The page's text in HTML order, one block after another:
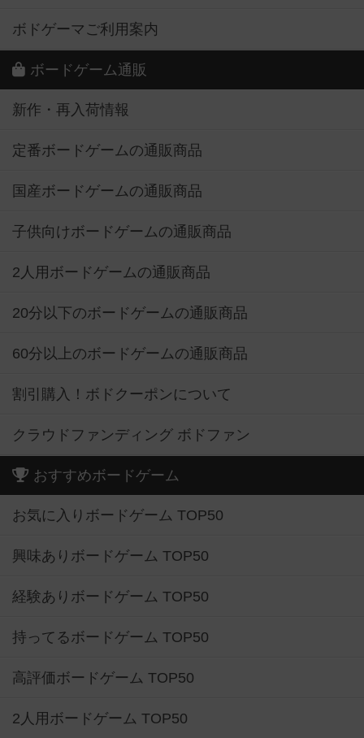
ボドゲーマご利用案内
ボードゲーム通販
新作・再入荷情報
定番ボードゲームの通販商品
国産ボードゲームの通販商品
子供向けボードゲームの通販商品
2人用ボードゲームの通販商品
20分以下のボードゲームの通販商品
60分以上のボードゲームの通販商品
割引購入！ボドクーポンについて
クラウドファンディング ボドファン
おすすめボードゲーム
お気に入りボードゲーム TOP50
興味ありボードゲーム TOP50
経験ありボードゲーム TOP50
持ってるボードゲーム TOP50
高評価ボードゲーム TOP50
2人用ボードゲーム TOP50